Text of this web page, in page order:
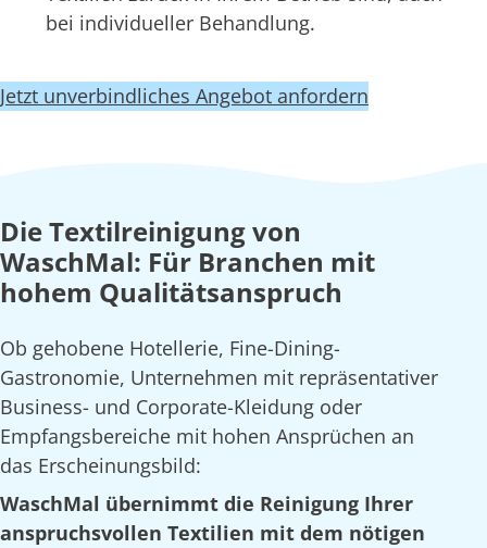
bei individueller Behandlung.
Jetzt unverbindliches Angebot anfordern
Die Textilreinigung von
WaschMal: Für Branchen mit
hohem Qualitätsanspruch
Ob gehobene Hotellerie, Fine-Dining-
Gastronomie, Unternehmen mit repräsentativer
Business- und Corporate-Kleidung oder
Empfangsbereiche mit hohen Ansprüchen an
das Erscheinungsbild:
WaschMal übernimmt die Reinigung Ihrer
anspruchsvollen Textilien mit dem nötigen